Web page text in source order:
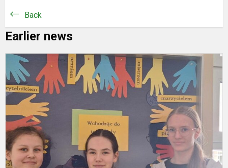
Back
Earlier news